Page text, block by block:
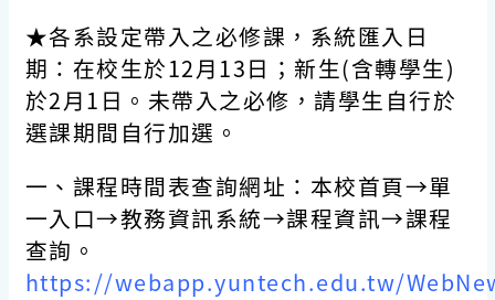
★各系設定帶入之必修課，系統匯入日
期：在校生於12月13日；新生(含轉學生)
於2月1日。未帶入之必修，請學生自行於
選課期間自行加選。
一、課程時間表查詢網址：本校首頁→單
一入口→教務資訊系統→課程資訊→課程
查詢。
https://webapp.yuntech.edu.tw/